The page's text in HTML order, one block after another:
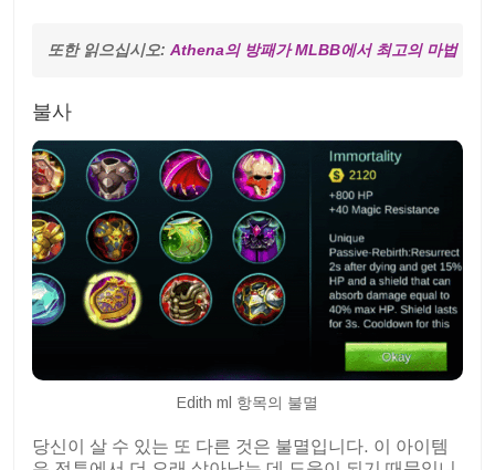
또한 읽으십시오: Athena의 방패가 MLBB에서 최고의 마법 저
불사
Edith ml 항목의 불멸
당신이 살 수 있는 또 다른 것은 불멸입니다. 이 아이템